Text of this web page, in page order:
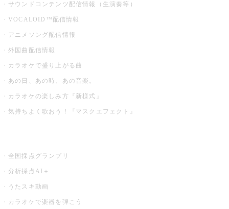
サウンドコンテンツ配信情報（生演奏等）
VOCALOID™配信情報
アニメソング配信情報
外国曲配信情報
カラオケで盛り上がる曲
あの日、あの時、あの音楽。
カラオケの楽しみ方『新様式』
気持ちよく歌おう！『マスクエフェクト』
全国採点グランプリ
分析採点AI＋
うたスキ動画
カラオケで楽器を弾こう